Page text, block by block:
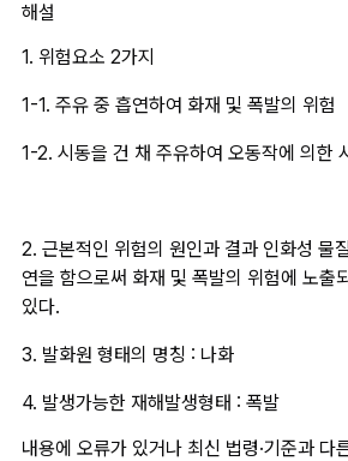
해설
1. 위험요소 2가지
1-1. 주유 중 흡연하여 화재 및 폭발의 위험
1-2. 시동을 건 채 주유하여 오동작에 의한
2. 근본적인 위험의 원인과 결과 인화성 물
연을 함으로써 화재 및 폭발의 위험에 노출
있다.
3. 발화원 형태의 명칭 : 나화
4. 발생가능한 재해발생형태 : 폭발
내용에 오류가 있거나 최신 법령·기준과 다